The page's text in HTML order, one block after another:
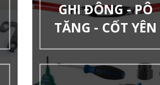
GHI ĐÔNG - PÔ
TĂNG - CỐT YÊN